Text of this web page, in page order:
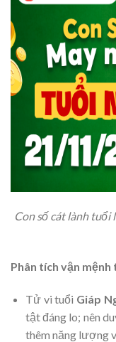
Con số cát lành
Phân tích vận
Tử vi tuổi Giáp
tật đáng lo; nên
thêm năng lượng